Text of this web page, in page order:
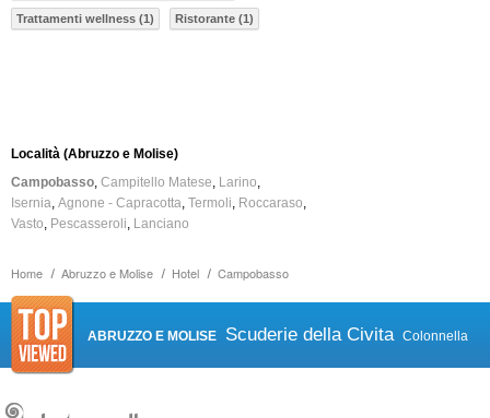
Home Abruzzo e Molise Hotel Campobasso
Trattamenti wellness (1) Ristorante (1)
Località (Abruzzo e Molise)
Campobasso Campitello Matese
Larino
Isernia Agnone - Capracotta Termoli
Roccaraso
Vasto
Pescasseroli Lanciano
ABRUZZO E MOLISE Scuderie della Civita Colonnella